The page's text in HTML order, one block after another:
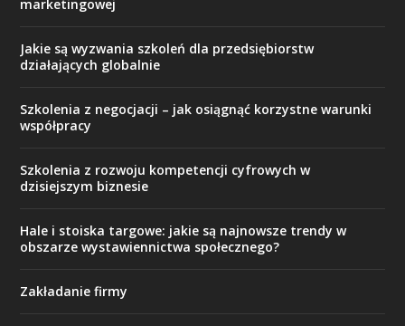
marketingowej
Jakie są wyzwania szkoleń dla przedsiębiorstw
działających globalnie
Szkolenia z negocjacji – jak osiągnąć korzystne warunki
współpracy
Szkolenia z rozwoju kompetencji cyfrowych w
dzisiejszym biznesie
Hale i stoiska targowe: jakie są najnowsze trendy w
obszarze wystawiennictwa społecznego?
Zakładanie firmy